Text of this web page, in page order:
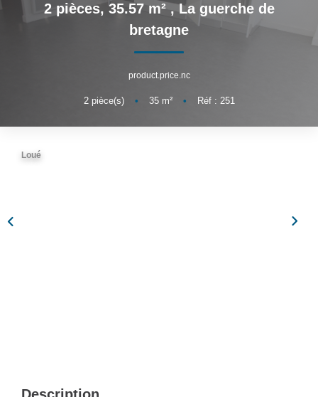
BIENS VENDUS
Présentation
L'équipe
2 pièces, 35.57 m² ,La guerche de
bretagne
product.price.nc
2pièce(s) • 35m² • Réf : 251
Loué
Description